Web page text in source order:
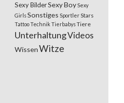
Sexy BilderSexy Boy Sexy
GirlsSonstiges SportlerStars
TattooTechnikTierbabysTiere
UnterhaltungVideos
WissenWitze